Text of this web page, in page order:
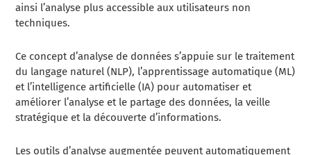
ainsi l’analyse plus accessible aux utilisateurs non
techniques.
Ce concept d’analyse de données s’appuie sur le traitement
du langage naturel (NLP), l’apprentissage automatique (ML)
et l’intelligence artificielle (IA) pour automatiser et
améliorer l’analyse et le partage des données, la veille
stratégique et la découverte d’informations.
Les outils d’analyse augmentée peuvent automatiquement